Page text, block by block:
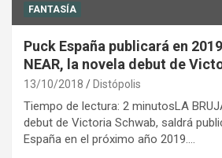
FANTASÍA
Puck España publicará en
NEAR, la novela debut de
13/10/2018 Distópolis
Tiempo de lectura: 2 minutosLA
debut de Victoria Schwab, saldrá
España en el próximo año 2019.…